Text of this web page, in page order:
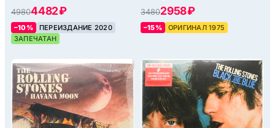
49804482 ₽
–10%
ПЕРЕИЗДАНИЕ 2020
ЗАПЕЧАТАН
34802958 ₽
–15% ОРИГИНАЛ 1975